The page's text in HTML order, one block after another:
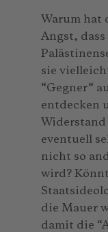
Warum hat
Angst,
sie
“Gegner“
entdecken
Widerstand
eventuell
nicht so
wird?
die Mauer
damit die